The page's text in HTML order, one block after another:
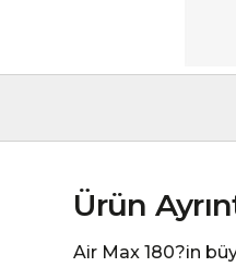
Ürün
Air Max 180?in